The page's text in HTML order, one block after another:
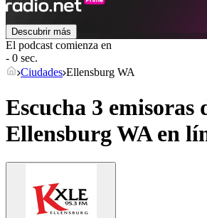
Descubrir más
El podcast comienza en
- 0 sec.
Ciudades Ellensburg WA
Escucha 3 emisoras
Ellensburg WAen